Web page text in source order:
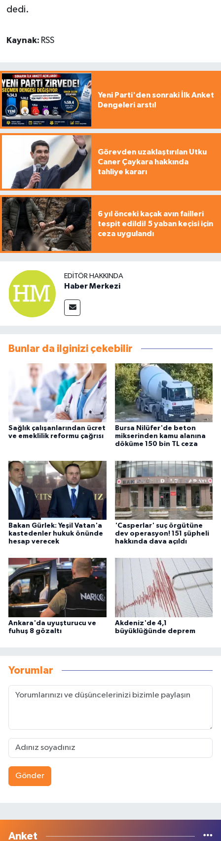
dedi.
Kaynak: RSS
Yeni Parti'den sonraki İlk Anket
Dengeleri arstı!
Görevden uzaklaştırılan Utku
Caner Çaykara hakkında
tahliye kararı
6 yıl önceki kaçak avın failleri
tespit edildi! 5 yaban keçisi için
ceza uygulandı
EDITÖR HAKKINDA
Haber Merkezi
Bunlar da ilginizi çekebilir
Sağlık çalışanlarından ücret
ve emeklilik reformu çağrısı
Bursa Nilüfer'de beton
mikserinden kamu alanına
döküme 150 bin TL ceza
Bakan Gürlek: Yeşil Vatan'a
kastedenler hukuk önünde
hesap verecek
'Casperlar' suç örgütüne
dev operasyon! 151 şüpheli
hakkında dava açıldı
Ankara'da uyuşturucu ve
fuhuş 8 gözaltı
Akdeniz'de 4,1
büyüklüğünde deprem
Yorumlar
Gönder
Anket